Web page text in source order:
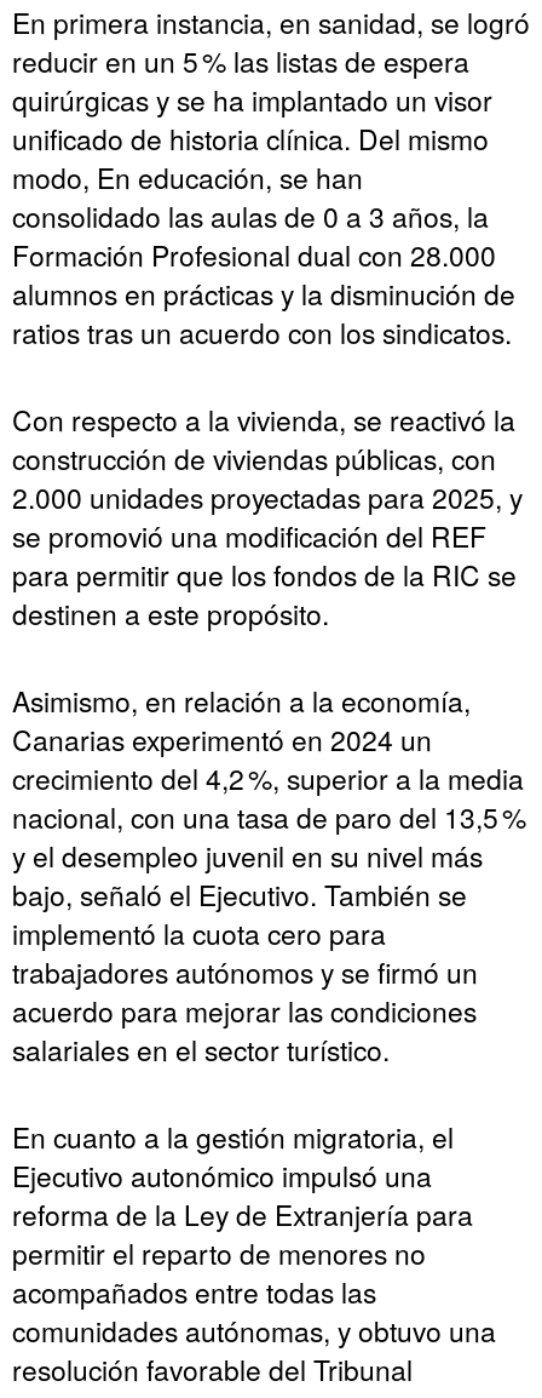
En primera instancia, en sanidad, se logró
reducir en un 5 % las listas de espera
quirúrgicas y se ha implantado un visor
unificado de historia clínica. Del mismo
modo, En educación, se han
consolidado las aulas de 0 a 3 años, la
Formación Profesional dual con 28.000
alumnos en prácticas y la disminución de
ratios tras un acuerdo con los sindicatos.
Con respecto a la vivienda, se reactivó la
construcción de viviendas públicas, con
2.000 unidades proyectadas para 2025, y
se promovió una modificación del REF
para permitir que los fondos de la RIC se
destinen a este propósito.
Asimismo, en relación a la economía,
Canarias experimentó en 2024 un
crecimiento del 4,2 %, superior a la media
nacional, con una tasa de paro del 13,5 %
y el desempleo juvenil en su nivel más
bajo, señaló el Ejecutivo. También se
implementó la cuota cero para
trabajadores autónomos y se firmó un
acuerdo para mejorar las condiciones
salariales en el sector turístico.
En cuanto a la gestión migratoria, el
Ejecutivo autonómico impulsó una
reforma de la Ley de Extranjería para
permitir el reparto de menores no
acompañados entre todas las
comunidades autónomas, y obtuvo una
resolución favorable del Tribunal